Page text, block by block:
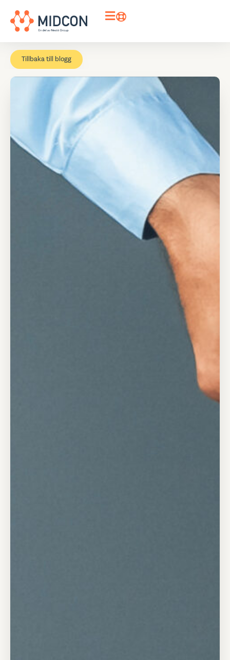
Tillbaka till blogg